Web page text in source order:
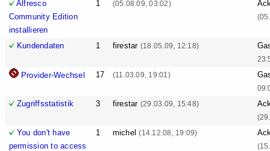
Alfresco
Community Edition
installieren
1 (05.08.09, 03:02)
Kundendaten 1 firestar (18.05.09, 12:18)
Provider-Wechsel 17 (11.03.09, 19:01)
Zugriffsstatistik 3 firestar (29.03.09, 15:48)
You don't have
permission to access
1 michel(14.12.08, 19:09)